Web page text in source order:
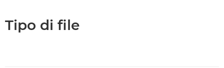
Tipo di file